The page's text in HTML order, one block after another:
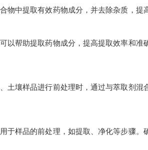
物中提取有效药物成分，并去除杂质，提
以帮助提取药物成分，提高提取效率和准
土壤样品进行前处理时，通过与萃取剂混
于样品的前处理，如提取、净化等步骤。